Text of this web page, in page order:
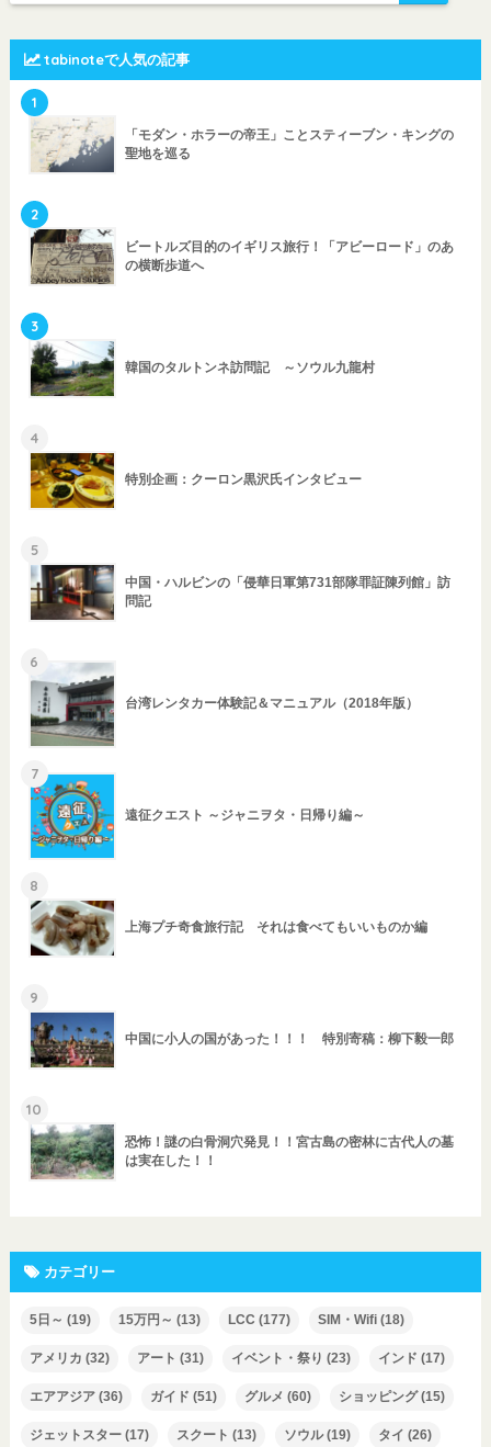
tabinoteで人気の記事
1
「モダン・ホラーの帝王」ことスティーブン・キングの
聖地を巡る
2
ビートルズ目的のイギリス旅行！「アビーロード」のあ
の横断歩道へ
3
韓国のタルトンネ訪問記 ～ソウル九龍村
4
特別企画：クーロン黒沢氏インタビュー
5
中国・ハルビンの「侵華日軍第731部隊罪証陳列館」訪
問記
6
台湾レンタカー体験記＆マニュアル（2018年版）
7
遠征クエスト ～ジャニヲタ・日帰り編～
8
上海プチ奇食旅行記 それは食べてもいいものか編
9
中国に小人の国があった！！！ 特別寄稿：柳下毅一郎
10
恐怖！謎の白骨洞穴発見！！宮古島の密林に古代人の墓
は実在した！！
カテゴリー
5日～ (19) 15万円～ (13) LCC (177) SIM・Wifi(18)
アメリカ (32) アート (31) イベント・祭り (23) インド (17)
エアアジア(36) ガイド (51) グルメ (60) ショッピング(15)
ジェットスター(17) スクート (13) ソウル(19) タイ (26)